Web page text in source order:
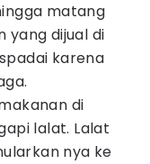
matang
yang dijual di
karena
di
lalat. Lalat
nya ke